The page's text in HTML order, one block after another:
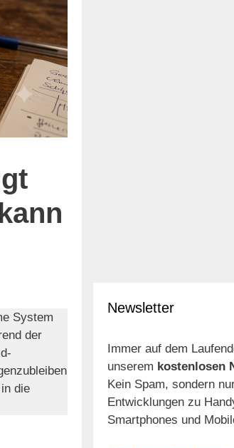
System
der
die
Newsletter
Immer auf dem
unserem kostenlosen
Kein Spam, sondern
Entwicklungen zu
Smartphones und